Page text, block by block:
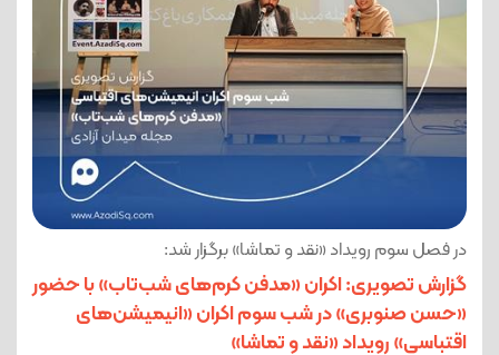
در فصل سوم رویداد «نقد و تماشا» برگزار شد:
گزارش تصویری: اکران «مدفن کرم‌های شب‌تاب» با حضور
«حسن صنوبری» در شب سوم اکران «انیمیشن‌های
اقتباسی» رویداد «نقد و تماشا»